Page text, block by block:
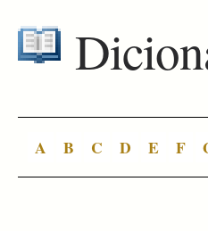
A B C D E F